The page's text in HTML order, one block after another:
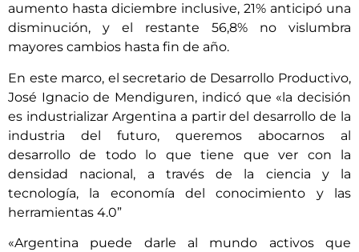
aumento hasta diciembre inclusive, 21% anticipó una
disminución, y el restante 56,8% no vislumbra
mayores cambios hasta fin de año.
En este marco, el secretario de Desarrollo Productivo,
José Ignacio de Mendiguren, indicó que «la decisión
es industrializar Argentina a partir del desarrollo de la
industria del futuro, queremos abocarnos al
desarrollo de todo lo que tiene que ver con la
densidad nacional, a través de la ciencia y la
tecnología, la economía del conocimiento y las
herramientas 4.0”
«Argentina puede darle al mundo activos que